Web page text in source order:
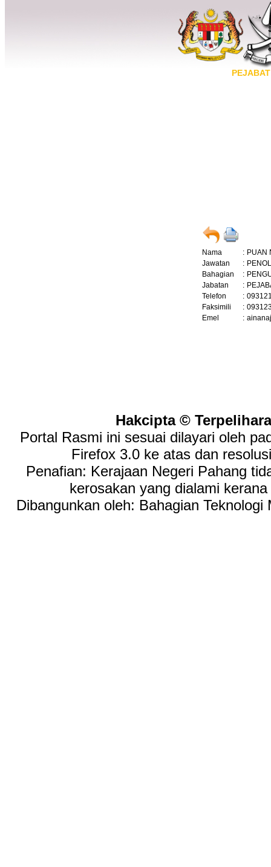
Nama : PUAN
Jawatan
:
Bahagian
:
Jabatan
:
Telefon
:
Faksimili
:
Emel
:
Hakcipta ©
Portal Rasmi ini sesuai dilayari oleh
Firefox 3.0 ke atas dan
Penafian: Kerajaan Negeri Pahang
kerosakan yang dialami
Dibangunkan oleh: Bahagian